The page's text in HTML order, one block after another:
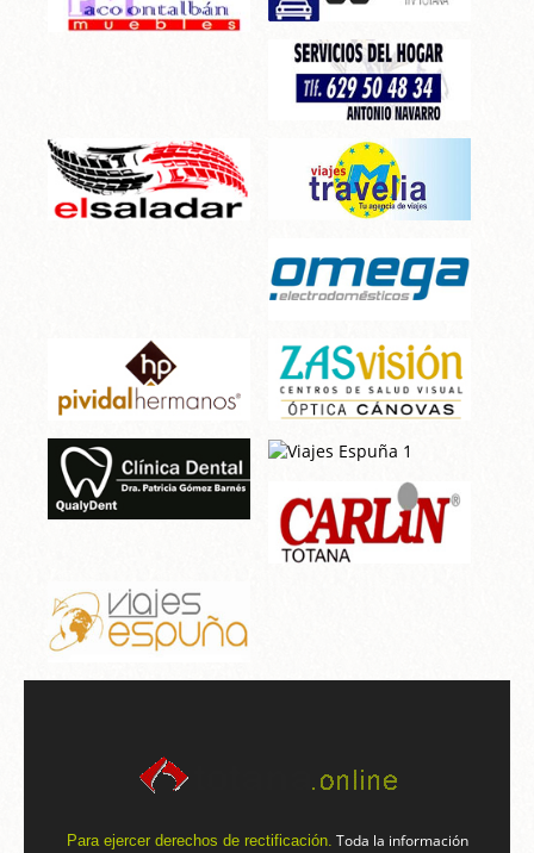
Para ejercer derechos de rectificación. Toda la información